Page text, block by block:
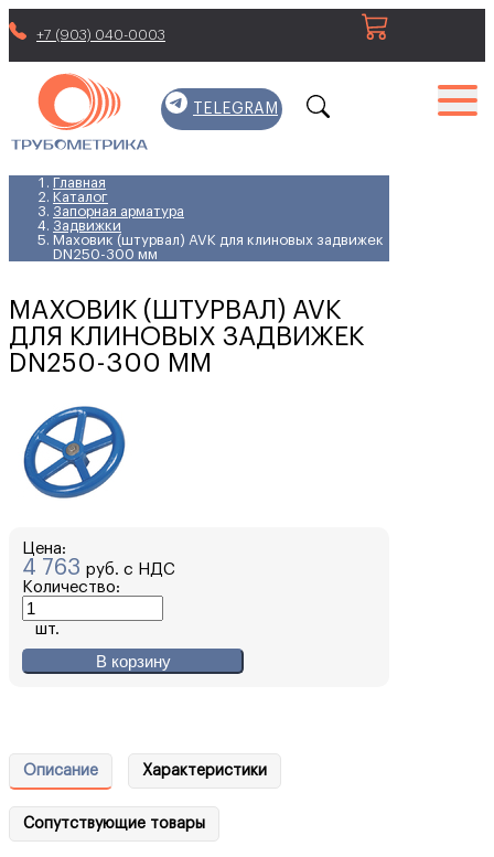
+7 (903) 040-0003
TELEGRAM
Главная
Каталог
Запорная арматура
Задвижки
Маховик (штурвал) AVK для клиновых задвижек
DN250-300 мм
МАХОВИК (ШТУРВАЛ) AVK
ДЛЯ КЛИНОВЫХ ЗАДВИЖЕК
DN250-300 ММ
Цена:
4 763 руб. с НДС
Количество:
шт.
В корзину
Описание Характеристики
Сопутствующие товары